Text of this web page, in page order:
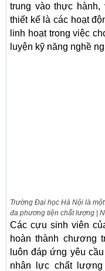
trung vào thực
thiết kế là các hoạt
linh hoạt trong việc
luyện kỹ năng nghề
Trường Đại học Hà Nội là
đa phương tiện chất lượng |
Các cựu sinh viên
hoàn thành chương
luôn đáp ứng yêu
nhân lực chất